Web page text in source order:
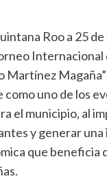
Roo a 25 de
Internacional
Martínez
como uno de los
el municipio, al
y generar
que beneficia